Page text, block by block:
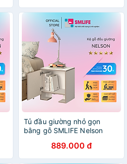
Tủ đầu giường nhỏ gọn
bằng gỗ SMLIFE Nelson
889.000 đ